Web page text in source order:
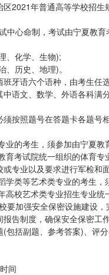
2021年普通高等学校招
心命制，考试由宁夏教育
、化学、生物);
历史、地理)。
牙语六个语种，由考生任
语文、数学、外语各科
按照题号在答题卡各题
的考生，须参加由宁夏教
考试院统一组织的体育专
专业以及要求进行军检和
学类等艺术类专业的考生
校艺术类专业招生专业统
要加强安全保密设施建设
告制度，确保安全保密工
包括副题、参考答案)、评
间